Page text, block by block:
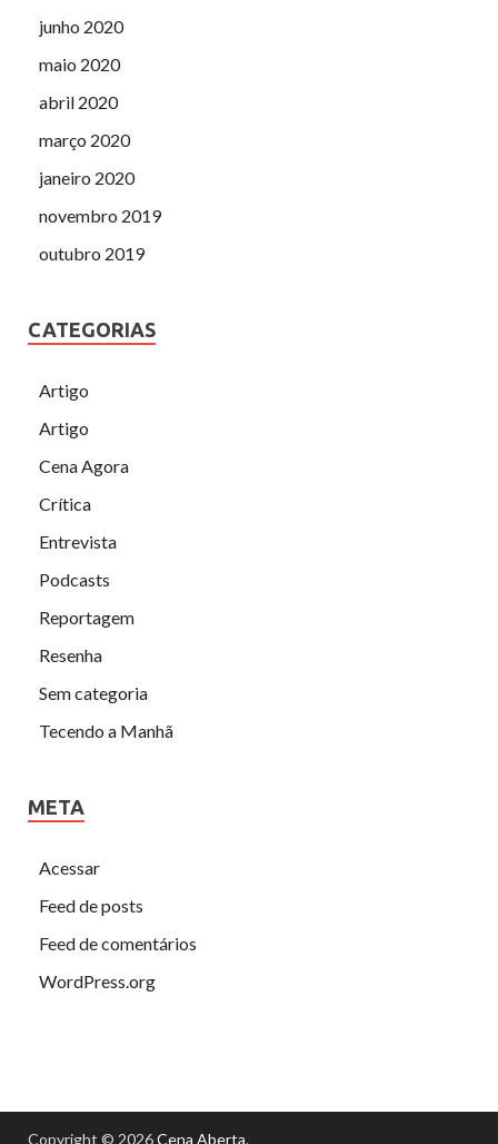
junho 2020
maio 2020
abril 2020
março 2020
janeiro 2020
novembro 2019
outubro 2019
CATEGORIAS
Artigo
Artigo
Cena Agora
Crítica
Entrevista
Podcasts
Reportagem
Resenha
Sem categoria
Tecendo a Manhã
META
Acessar
Feed de posts
Feed de comentários
WordPress.org
Copyright © 2026Cena Aberta.